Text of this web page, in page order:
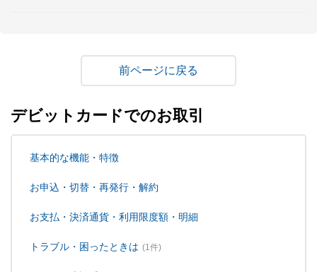
戻る
デビットカードでのお取引
基本的な機能・特徴
お申込・切替・再発行・解約
お支払・決済通貨・利用限度額・明細
トラブル・困ったときは (1件)